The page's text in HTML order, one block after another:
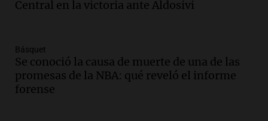
Audio.Aumento de tarifas de luz en San
Luis a partir de agosto por nueva
regulación de la energía
Central en la victoria ante Aldosivi
Básquet
Se conoció la causa de muerte de una de las
promesas de la NBA: qué reveló el informe
forense